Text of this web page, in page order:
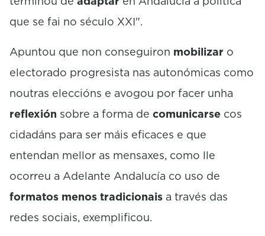
que se fai no século XXI".
Apuntou que non conseguiron mobilizar o
electorado progresista nas autonómicas como
noutras eleccións e avogou por facer unha
reflexión sobre a forma de comunicarse cos
cidadáns para ser máis eficaces e que
entendan mellor as mensaxes, como lle
ocorreu a Adelante Andalucía co uso de
formatos menos tradicionais a través das
redes sociais, exemplificou.